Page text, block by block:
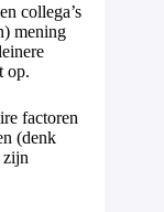
collega’s
mening
op.
factoren
(denk
zijn